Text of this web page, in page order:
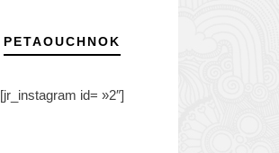
PETAOUCHNOK
[jr_instagram id= »2″]